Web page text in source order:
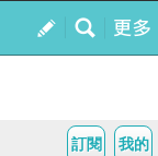
我的
訂閱